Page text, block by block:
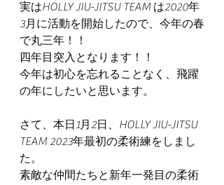
実はHOLLY JIU-JITSU TEAM は2020年
3月に活動を開始したので、今年の春
で丸三年！！
四年目突入となります！！
今年は初心を忘れることなく、飛躍
の年にしたいと思います。
さて、本日1月2日、HOLLY JIU-JITSU
TEAM 2023年最初の柔術練をしまし
た。
素敵な仲間たちと新年一発目の柔術